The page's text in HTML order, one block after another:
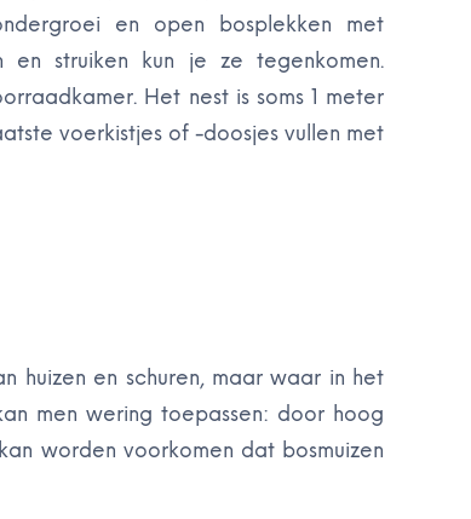
en open bosplekken met
en struiken kun je ze tegenkomen.
Het nest is soms 1 meter
voerkistjes of -doosjes vullen met
huizen en schuren, maar waar in het
men wering toepassen: door hoog
worden voorkomen dat bosmuizen